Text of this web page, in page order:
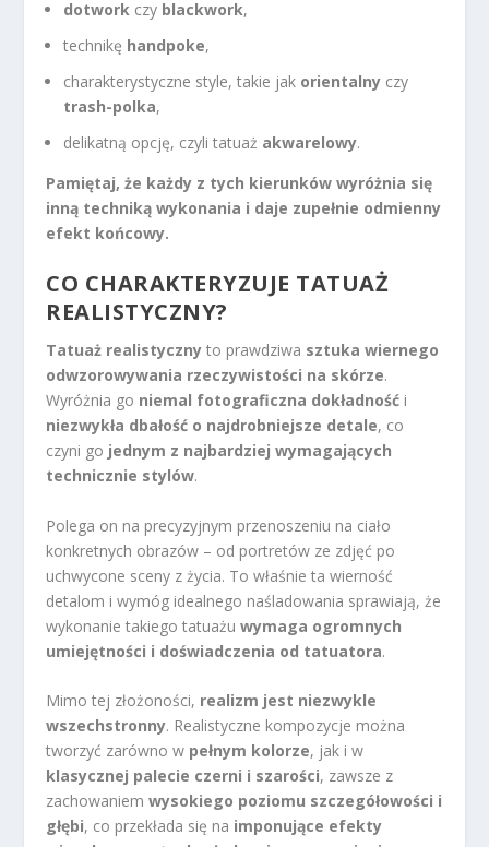
dotwork czy blackwork,
technikę handpoke,
charakterystyczne style, takie jak orientalny czy
trash-polka,
delikatną opcję, czyli tatuaż akwarelowy.
Pamiętaj, że każdy z tych kierunków wyróżnia się
inną techniką wykonania i daje zupełnie odmienny
efekt końcowy.
CO CHARAKTERYZUJE TATUAŻ
REALISTYCZNY?
Tatuaż realistyczny to prawdziwa sztuka wiernego
odwzorowywania rzeczywistości na skórze.
Wyróżnia go niemal fotograficzna dokładność i
niezwykła dbałość o najdrobniejsze detale, co
czyni go jednym z najbardziej wymagających
technicznie stylów.
Polega on na precyzyjnym przenoszeniu na ciało
konkretnych obrazów – od portretów ze zdjęć po
uchwycone sceny z życia. To właśnie ta wierność
detalom i wymóg idealnego naśladowania sprawiają, że
wykonanie takiego tatuażuwymaga ogromnych
umiejętności i doświadczenia od tatuatora.
Mimo tej złożoności, realizm jest niezwykle
wszechstronny. Realistyczne kompozycje można
tworzyć zarówno w pełnym kolorze, jak i w
klasycznej palecie czerni i szarości, zawsze z
zachowaniemwysokiego poziomu szczegółowości i
głębi, co przekłada się na imponujące efekty